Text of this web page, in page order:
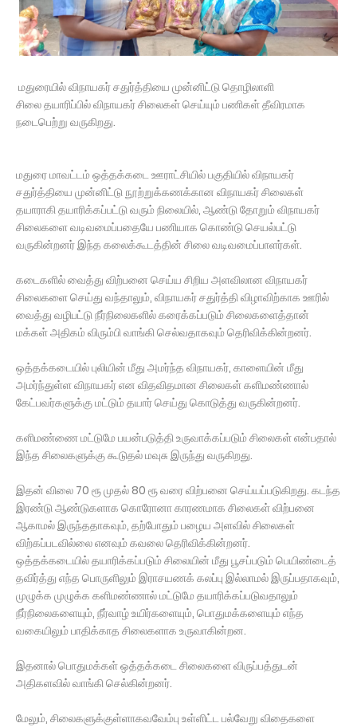
மதுரையில் விநாயகர் சதுர்த்தியை முன்னிட்டு தொழிலாளி
சிலை தயாரிப்பில் விநாயகர் சிலைகள் செய்யும் பணிகள் தீவிரமாக
நடைபெற்று வருகிறது.
மதுரை மாவட்டம் ஒத்தக்கடை ஊராட்சியில் பகுதியில் விநாயகர்
சதுர்த்தியை முன்னிட்டு நூற்றுக்கணக்கான விநாயகர் சிலைகள்
தயாராகி தயாரிக்கப்பட்டு வரும் நிலையில், ஆண்டு தோறும் விநாயகர்
சிலைகளை வடிவமைப்பதையே பணியாக கொண்டு செயல்பட்டு
வருகின்றனர் இந்த கலைக்கூடத்தின் சிலை வடிவமைப்பாளர்கள்.
கடைகளில் வைத்து விற்பனை செய்ய சிறிய அளவிலான விநாயகர்
சிலைகளை செய்து வந்தாலும், விநாயகர் சதுர்த்தி விழாவிற்காக ஊரில்
வைத்து வழிபட்டு நீர்நிலைகளில் கரைக்கப்படும் சிலைகளைத்தான்
மக்கள் அதிகம் விரும்பி வாங்கி செல்வதாகவும் தெரிவிக்கின்றனர்.
ஒத்தக்கடையில் புலியின் மீது அமர்ந்த விநாயகர், காளையின் மீது
அமர்ந்துள்ள விநாயகர் என விதவிதமான சிலைகள் களிமண்ணால்
கேட்பவர்களுக்கு மட்டும் தயார் செய்து கொடுத்து வருகின்றனர்.
களிமண்ணை மட்டுமே பயன்படுத்தி உருவாக்கப்படும் சிலைகள் என்பதால்
இந்த சிலைகளுக்கு கூடுதல் மவுசு இருந்து வருகிறது.
இதன் விலை 70 ரூ முதல் 80 ரூ வரை விற்பனை செய்யப்படுகிறது. கடந்த
இரண்டு ஆண்டுகளாக கொரோனா காரணமாக சிலைகள் விற்பனை
ஆகாமல் இருந்ததாகவும், தற்போதும் பழைய அளவில் சிலைகள்
விற்கப்படவில்லை எனவும் கவலை தெரிவிக்கின்றனர்.
ஒத்தக்கடையில் தயாரிக்கப்படும் சிலையின் மீது பூசப்படும் பெயிண்டைத்
தவிர்த்து எந்த பொருளிலும் இராசயணக் கலப்பு இல்லாமல் இருப்பதாகவும்,
முழுக்க முழுக்க களிமண்ணால் மட்டுமே தயாரிக்கப்படுவதாலும்
நீர்நிலைகளையும், நீர்வாழ் உயிர்களையும், பொதுமக்களையும் எந்த
வகையிலும் பாதிக்காத சிலைகளாக உருவாகின்றன.
இதனால் பொதுமக்கள் ஒத்தக்கடை சிலைகளை விருப்பத்துடன்
அதிகளவில் வாங்கி செல்கின்றனர்.
மேலும், சிலைகளுக்குள்ளாகவவேம்பு உள்ளிட்ட பல்வேறு விதைகளை